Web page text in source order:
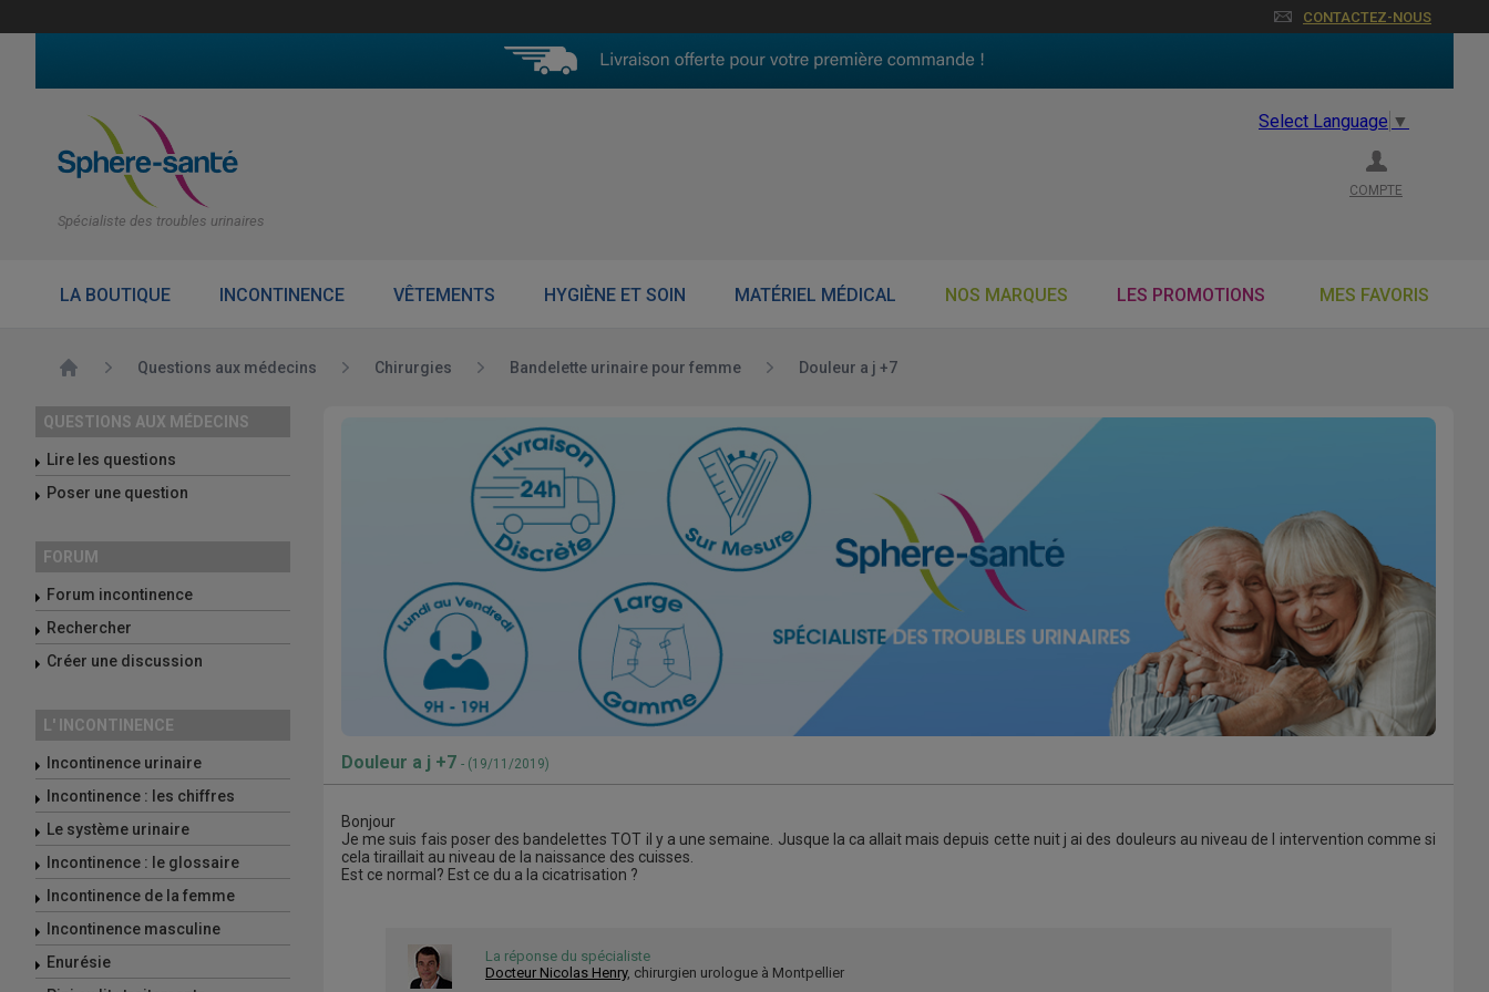
CONTACTEZ-NOUS
Spécialiste des troubles urinaires
Select Language ▼
COMPTE
LA BOUTIQUE INCONTINENCE VÊTEMENTS HYGIÈNE ET SOIN MATÉRIEL MÉDICAL NOS MARQUES LES PROMOTIONS MES FAVORIS
Accueil Questions aux médecins Chirurgies Bandelette urinaire pour femme Douleur a j +7
QUESTIONS AUX MÉDECINS
Lire les questions
Poser une question
FORUM
Forum incontinence
Rechercher
Créer une discussion
L' INCONTINENCE
Incontinence urinaire
Incontinence : les chiffres
Le système urinaire
Incontinence : le glossaire
Incontinence de la femme
Incontinence masculine
Enurésie
Douleur a j +7 - (19/11/2019)
Bonjour
Je me suis fais poser des bandelettes TOT il y a une semaine. Jusque la ca allait mais depuis cette nuit j ai des douleurs au niveau de l intervention comme si
cela tiraillait au niveau de la naissance des cuisses.
Est ce normal? Est ce du a la cicatrisation ?
La réponse du spécialiste
Docteur Nicolas Henry, chirurgien urologue à Montpellier